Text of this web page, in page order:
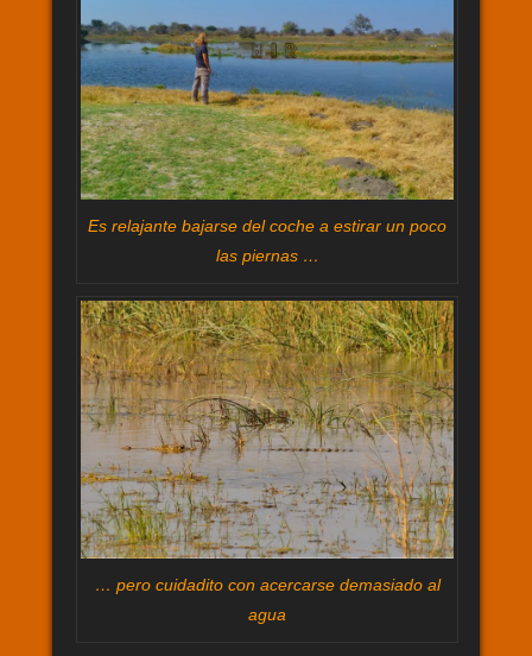
Es relajante bajarse del coche a estirar un poco
las piernas …
… pero cuidadito con acercarse demasiado al
agua